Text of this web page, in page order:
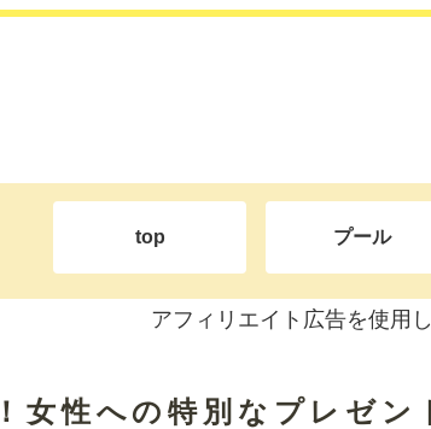
top プール
アフィリエイト広告を使用
女性への特別なプレゼ